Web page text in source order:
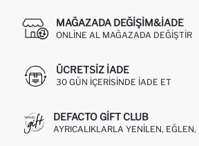
MAĞAZADA DEĞIŞIM&İADE
ONLINE AL MAĞAZADA DEĞIŞTIR
ÜCRETSIZ IADE
30 GÜN IÇERISINDE IADE ET
DEFACTO GIFT CLUB
AYRICALIKLARLA YENILEN, EĞLEN,